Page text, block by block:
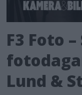
F3 Foto
Lund &